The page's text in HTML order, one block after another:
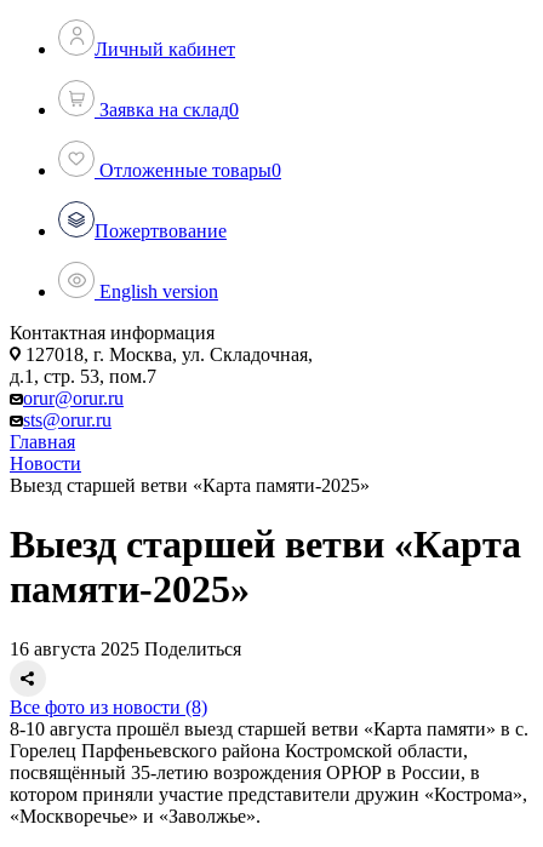
Личный кабинет
Заявка на склад0
Отложенные товары0
Пожертвование
English version
Контактная информация
127018, г. Москва, ул. Складочная,
д.1, стр. 53, пом.7
orur@orur.ru
sts@orur.ru
Главная
Новости
Выезд старшей ветви «Карта памяти-2025»
Выезд старшей ветви «Карта
памяти-2025»
16 августа 2025 Поделиться
Все фото из новости (8)
8-10 августа прошёл выезд старшей ветви «Карта памяти» в с.
Горелец Парфеньевского района Костромской области,
посвящённый 35-летию возрождения ОРЮР в России, в
котором приняли участие представители дружин «Кострома»,
«Москворечье» и «Заволжье».